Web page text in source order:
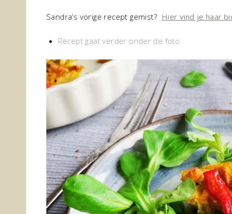
Sandra’s vorige recept gemist? Hier vind je haar
Recept gaat verder onder de foto